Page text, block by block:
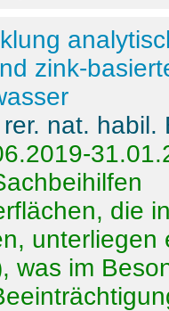
zink-
rer. nat.
die
was im